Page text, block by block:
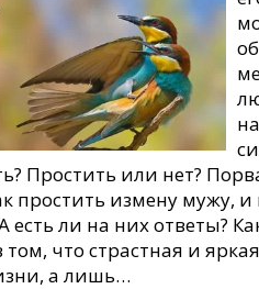
Простить или нет?
простить измену мужу,
ли на них ответы?
том, что страстная и
а лишь…